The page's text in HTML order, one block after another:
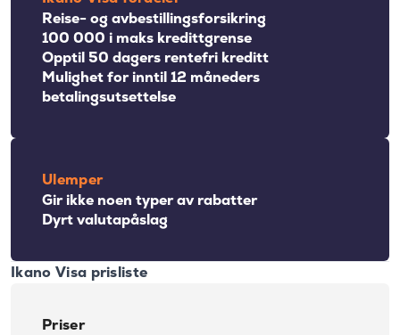
Reise- og avbestillingsforsikring
100 000 i maks kredittgrense
Opptil 50 dagers rentefri kreditt
Mulighet for inntil 12 måneders
betalingsutsettelse
Ulemper
Gir ikke noen typer av rabatter
Dyrt valutapåslag
Ikano Visa prisliste
Priser